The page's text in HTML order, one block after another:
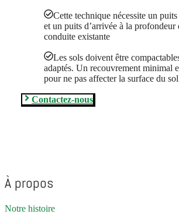
Cette technique nécessite un
et un puits d’arrivée à la profondeur
conduite existante
Les sols doivent être
adaptés. Un recouvrement minimal
pour ne pas affecter la surface du
Contactez-nous
À propos
Notre histoire